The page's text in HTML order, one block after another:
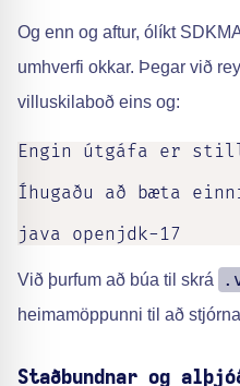
Og enn og aftur, ólíkt
umhverfi okkar. Þegar við
villuskilaboð eins og:
Engin útgáfa er
Íhugaðu að bæta
java openjdk-17
Við þurfum að búa til skrá
heimamöppunni til að
Staðbundnar og